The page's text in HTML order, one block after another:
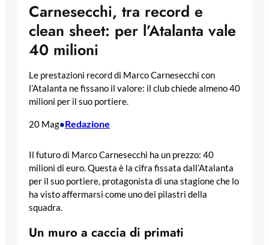
Carnesecchi, tra record e
clean sheet: per l’Atalanta vale
40 milioni
Le prestazioni record di Marco Carnesecchi con
l’Atalanta ne fissano il valore: il club chiede almeno 40
milioni per il suo portiere.
20 Mag•Redazione
Il futuro di Marco Carnesecchi ha un prezzo: 40
milioni di euro. Questa è la cifra fissata dall’Atalanta
per il suo portiere, protagonista di una stagione che lo
ha visto affermarsi come uno dei pilastri della
squadra.
Un muro a caccia di primati